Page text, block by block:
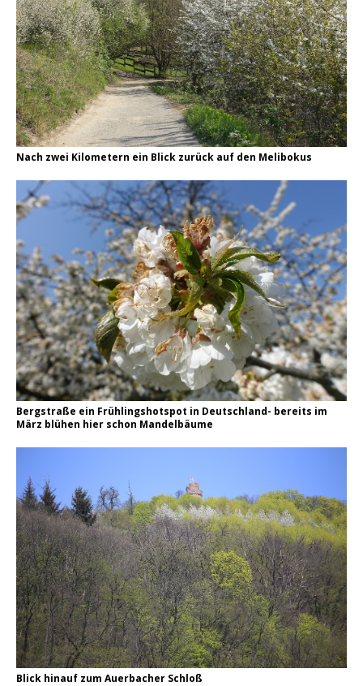
Nach zwei Kilometern ein Blick zurück auf den Melibokus
Bergstraße ein Frühlingshotspot in Deutschland- bereits im
März blühen hier schon Mandelbäume
Blick hinauf zum Auerbacher Schloß